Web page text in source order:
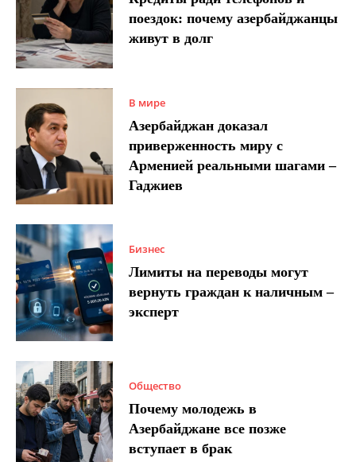
поездок: почему азербайджанцы
живут в долг
В мире
Азербайджан доказал
приверженность миру с
Арменией реальными шагами –
Гаджиев
Бизнес
Лимиты на переводы могут
вернуть граждан к наличным –
эксперт
Общество
Почему молодежь в
Азербайджане все позже
вступает в брак